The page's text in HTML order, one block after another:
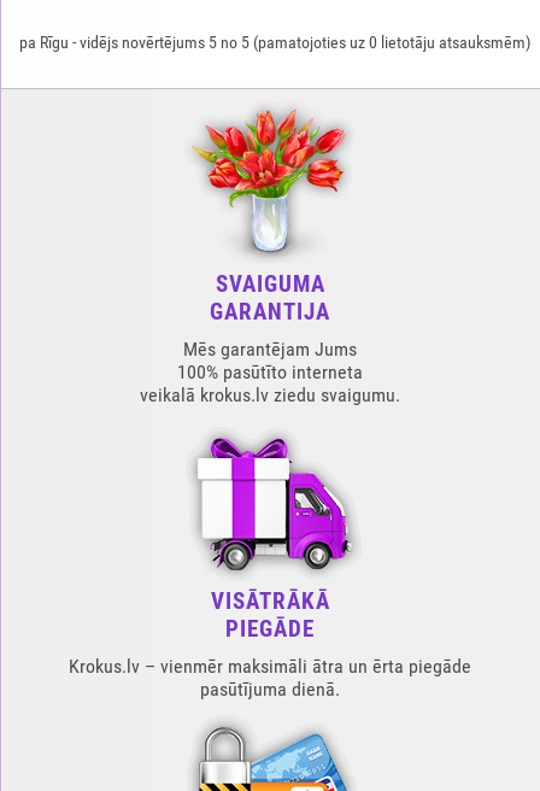
pa Rīgu -vidējs novērtējums 5 no 5 (pamatojoties uz0 lietotāju atsauksmēm)
SVAIGUMA
GARANTIJA
Mēs garantējam Jums
100% pasūtīto interneta
veikalā krokus.lv ziedu svaigumu.
VISĀTRĀKĀ
PIEGĀDE
Krokus.lv – vienmēr maksimāli ātra un ērta piegāde
pasūtījuma dienā.